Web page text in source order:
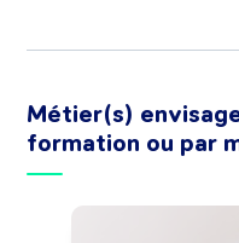
Métier(s)
formation ou par